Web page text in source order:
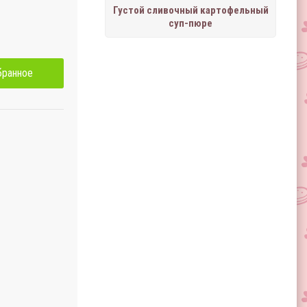
Густой сливочный картофельный
суп-пюре